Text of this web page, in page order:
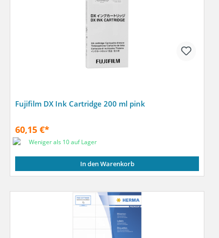
Fujifilm DX Ink Cartridge 200 ml pink
60,15 €*
Weniger als 10 auf Lager
In den Warenkorb